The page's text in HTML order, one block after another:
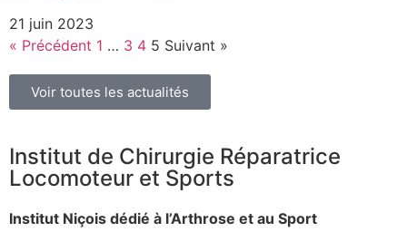
21 juin 2023
« Précédent 1 … 3 4 5 Suivant »
Voir toutes les actualités
Institut de Chirurgie Réparatrice
Locomoteur et Sports
Institut Niçois dédié à l’Arthrose et au Sport